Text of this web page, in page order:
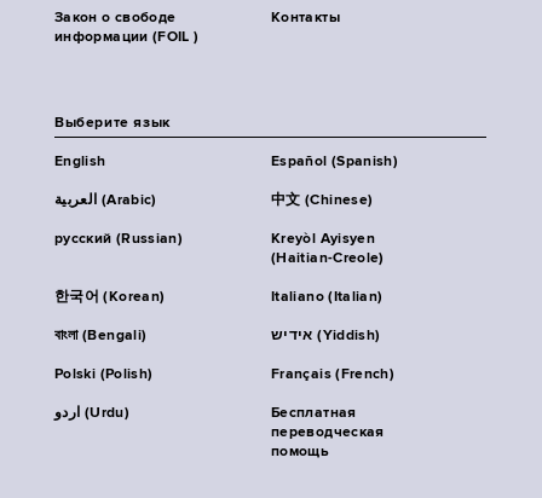
Закон о свободе
информации (FOIL )
Контакты
Выберите язык
English Español (Spanish)
العربية (Arabic) 中文 (Chinese)
русский (Russian)
Kreyòl Ayisyen
(Haitian-Creole)
한국어 (Korean) Italiano (Italian)
বাংলা (Bengali) אידיש (Yiddish)
Polski (Polish) Français (French)
اردو (Urdu)
Бесплатная
переводческая
помощь